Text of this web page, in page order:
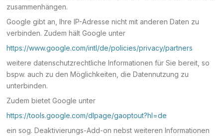
zusammenhängen.
Google gibt an, Ihre IP-Adresse nicht mit anderen Daten zu
verbinden. Zudem hält Google unter
https://www.google.com/intl/de/policies/privacy/partners
weitere datenschutzrechtliche Informationen für Sie bereit, so
bspw. auch zu den Möglichkeiten, die Datennutzung zu
unterbinden.
Zudem bietet Google unter
https://tools.google.com/dlpage/gaoptout?hl=de
ein sog. Deaktivierungs-Add-on nebst weiteren Informationen